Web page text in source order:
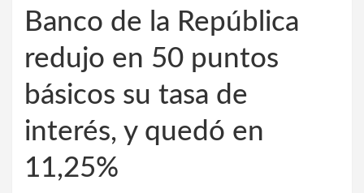
Banco de la República
redujo en 50 puntos
básicos su tasa de
interés, y quedó en
11,25%